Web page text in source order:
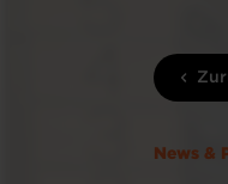
News &